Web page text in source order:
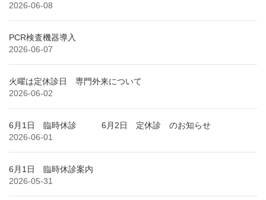
2026-06-08
PCR検査機器導入
2026-06-07
火曜は定休診日 専門外来について
2026-06-02
6月1日 臨時休診 6月2日 定休診 のお知らせ
2026-06-01
6月1日 臨時休診案内
2026-05-31